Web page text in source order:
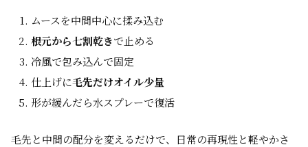
ムースを中間中心に揉み込む
根元から七割乾きで止める
冷風で包み込んで固定
仕上げに毛先だけオイル少量
形が緩んだら水スプレーで復活
毛先と中間の配分を変えるだけで、日常の再現性と軽やかさ